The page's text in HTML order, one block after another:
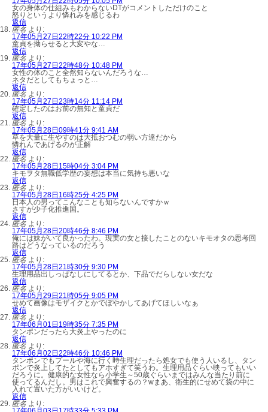
女の身体の仕組みもわからないDTがコメントしただけのこと
怒りというより憐れみを感じるわ
返信
匿名 より:
17年05月27日22時22分 10:22 PM
童貞を拗らせると大変やな…
返信
匿名 より:
17年05月27日22時48分 10:48 PM
女性の体のこと全然知らないんだろうな…
ネタだとしてもちょっと…
返信
匿名 より:
17年05月27日23時14分 11:14 PM
確定したのはお前の無知と童貞だ
返信
匿名 より:
17年05月28日09時41分 9:41 AM
草を大量に生やすのは大抵おつむの弱い方達だから
憐れんであげるのが正解
返信
匿名 より:
17年05月28日15時04分 3:04 PM
キモヲタ無職低学歴の妄想は本当に気持ち悪いな
返信
匿名 より:
17年05月28日16時25分 4:25 PM
日本人の男ってこんなことも知らないんですかｗ
さすが少子化推進国。
返信
匿名 より:
17年05月28日20時46分 8:46 PM
俺には妹がいて良かったわ。現実の女と接したことのないキモオタの思考回
路はどうなっているのだろう
返信
匿名 より:
17年05月28日21時30分 9:30 PM
生理用品出しっぱなしにしてるとか、下品でだらしない女だな
返信
匿名 より:
17年05月29日21時05分 9:05 PM
せめて画像はモザイクとかでぼやかしてあげてほしいなぁ
返信
匿名 より:
17年06月01日19時35分 7:35 PM
タンポンだったら大炎上やったのに
返信
匿名 より:
17年06月02日22時46分 10:46 PM
タンポンでもプールや海に行く時生理だったら処女でも使う人いるし、タン
ポンで炎上してたとしてもアホすぎて笑うわ。生理用品ぐらい映ってもいい
だろうに。健康的な女性なら小学生～50歳ぐらいまではみんな当たり前に
使ってるんだし。男はこれで興奮するの？wまあ、衛生的にせめて袋の中に
入れて置いた方がいいけど。
返信
匿名 より: